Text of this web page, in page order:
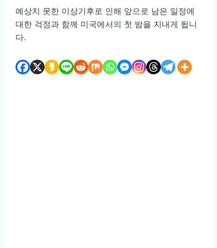
예상치 못한 이상기후로 인해 앞으로 남은 일정에
대한 걱정과 함께 미국에서의 첫 밤을 지내게 됩니
다.